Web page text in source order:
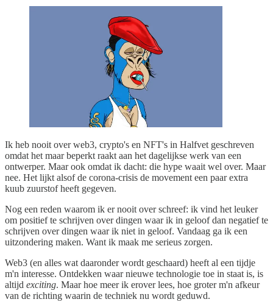
Ik heb nooit over web3, crypto's en NFT's in Halfvet geschreven
omdat het maar beperkt raakt aan het dagelijkse werk van een
ontwerper. Maar ook omdat ik dacht: die hype waait wel over. Maar
nee. Het lijkt alsof de corona-crisis de movement een paar extra
kuub zuurstof heeft gegeven.
Nog een reden waarom ik er nooit over schreef: ik vind het leuker
om positief te schrijven over dingen waar ik in geloof dan negatief te
schrijven over dingen waar ik niet in geloof. Vandaag ga ik een
uitzondering maken. Want ik maak me serieus zorgen.
Web3 (en alles wat daaronder wordt geschaard) heeft al een tijdje
m'n interesse. Ontdekken waar nieuwe technologie toe in staat is, is
altijd exciting. Maar hoe meer ik erover lees, hoe groter m'n afkeur
van de richting waarin de techniek nu wordt geduwd.